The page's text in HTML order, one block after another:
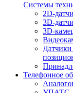
Системы
2D-
3D-
3D-
Датчики
Телефонное